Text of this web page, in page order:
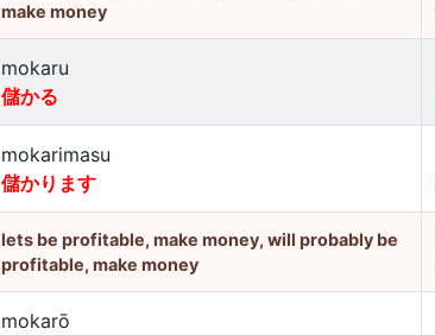
make money
mokaru
儲かる
mokarimasu
儲かります
lets be profitable, make money, will probably be
profitable, make money
mokarō